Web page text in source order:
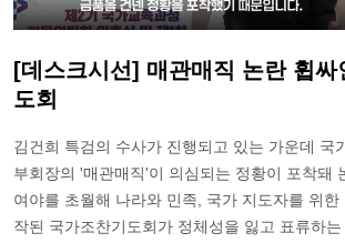
[데스크시선] 매관매직 논란 휩싸
도회
김건희 특검의 수사가 진행되고 있는 가운데 국
부회장의 '매관매직'이 의심되는 정황이 포착돼
여야를 초월해 나라와 민족, 국가 지도자를 위한
작된 국가조찬기도회가 정체성을 잃고 표류하